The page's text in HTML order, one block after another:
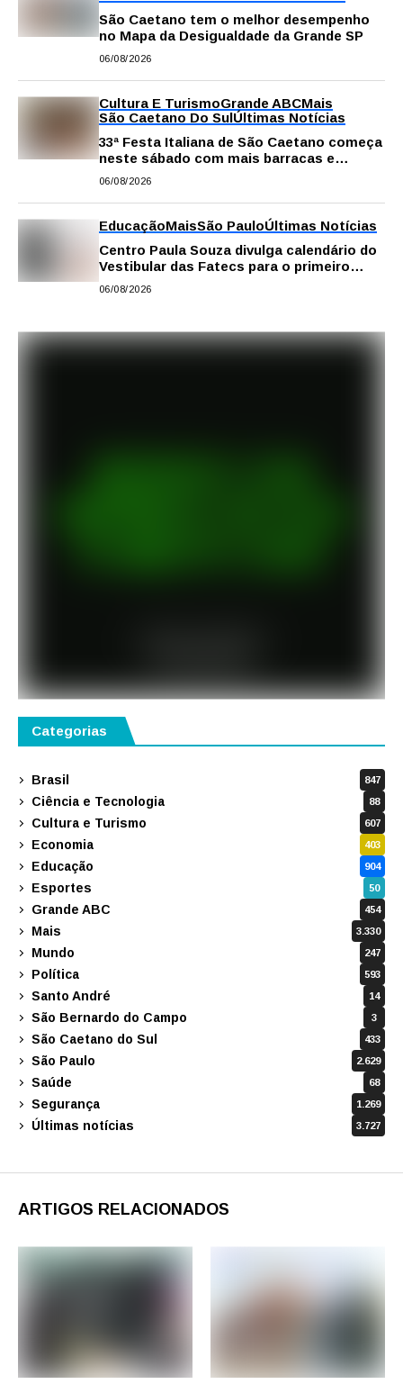
São Caetano tem o melhor desempenho
no Mapa da Desigualdade da Grande SP
06/08/2026
Cultura E TurismoGrande ABCMais
São Caetano Do SulÚltimas Notícias
33ª Festa Italiana de São Caetano começa
neste sábado com mais barracas e
novidades em decoração e atrações
06/08/2026
EducaçãoMaisSão PauloÚltimas Notícias
Centro Paula Souza divulga calendário do
Vestibular das Fatecs para o primeiro
semestre de 2027
06/08/2026
Categorias
Brasil 847
Ciência e Tecnologia 88
Cultura e Turismo 607
Economia 403
Educação 904
Esportes 50
Grande ABC 454
Mais 3.330
Mundo 247
Política 593
Santo André 14
São Bernardo do Campo 3
São Caetano do Sul 433
São Paulo 2.629
Saúde 68
Segurança 1.269
Últimas notícias 3.727
ARTIGOS RELACIONADOS